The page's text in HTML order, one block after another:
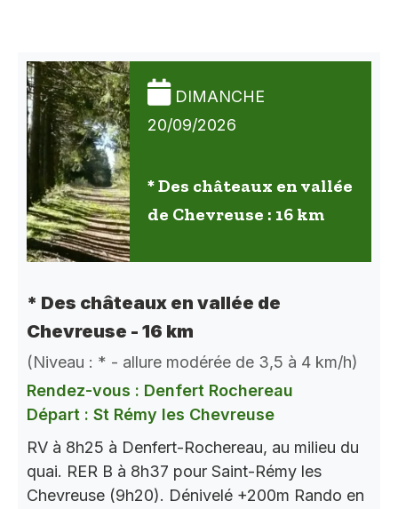
DIMANCHE
20/09/2026
* Des châteaux en vallée
de Chevreuse : 16 km
* Des châteaux en vallée de
Chevreuse - 16 km
(Niveau : * - allure modérée de 3,5 à 4 km/h)
Rendez-vous : Denfert Rochereau
Départ : St Rémy les Chevreuse
RV à 8h25 à Denfert-Rochereau, au milieu du
quai. RER B à 8h37 pour Saint-Rémy les
Chevreuse (9h20). Dénivelé +200m Rando en